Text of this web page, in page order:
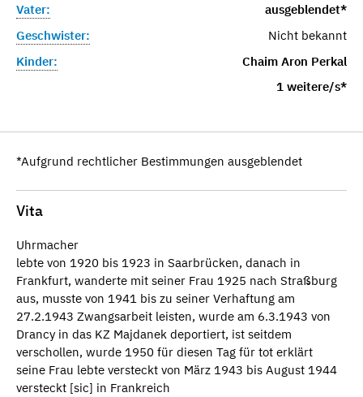
Vater:
ausgeblendet*
Geschwister:
Nicht bekannt
Kinder:
Chaim Aron Perkal
1 weitere/s*
*Aufgrund rechtlicher Bestimmungen ausgeblendet
Vita
Uhrmacher
lebte von 1920 bis 1923 in Saarbrücken, danach in
Frankfurt, wanderte mit seiner Frau 1925 nach Straßburg
aus, musste von 1941 bis zu seiner Verhaftung am
27.2.1943 Zwangsarbeit leisten, wurde am 6.3.1943 von
Drancy in das KZ Majdanek deportiert, ist seitdem
verschollen, wurde 1950 für diesen Tag für tot erklärt
seine Frau lebte versteckt von März 1943 bis August 1944
versteckt [sic] in Frankreich